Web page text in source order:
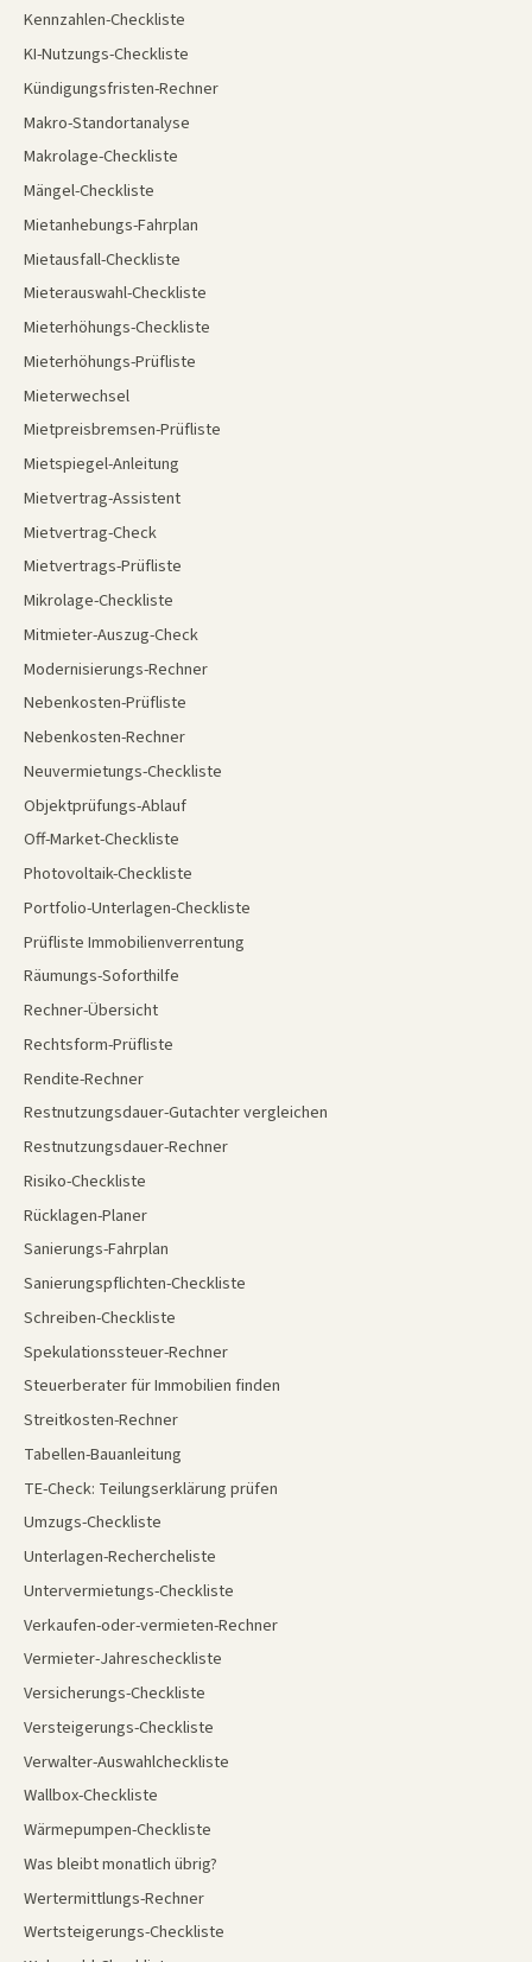
Kennzahlen-Checkliste
KI-Nutzungs-Checkliste
Kündigungsfristen-Rechner
Makro-Standortanalyse
Makrolage-Checkliste
Mängel-Checkliste
Mietanhebungs-Fahrplan
Mietausfall-Checkliste
Mieterauswahl-Checkliste
Mieterhöhungs-Checkliste
Mieterhöhungs-Prüfliste
Mieterwechsel
Mietpreisbremsen-Prüfliste
Mietspiegel-Anleitung
Mietvertrag-Assistent
Mietvertrag-Check
Mietvertrags-Prüfliste
Mikrolage-Checkliste
Mitmieter-Auszug-Check
Modernisierungs-Rechner
Nebenkosten-Prüfliste
Nebenkosten-Rechner
Neuvermietungs-Checkliste
Objektprüfungs-Ablauf
Off-Market-Checkliste
Photovoltaik-Checkliste
Portfolio-Unterlagen-Checkliste
Prüfliste Immobilienverrentung
Räumungs-Soforthilfe
Rechner-Übersicht
Rechtsform-Prüfliste
Rendite-Rechner
Restnutzungsdauer-Gutachter vergleichen
Restnutzungsdauer-Rechner
Risiko-Checkliste
Rücklagen-Planer
Sanierungs-Fahrplan
Sanierungspflichten-Checkliste
Schreiben-Checkliste
Spekulationssteuer-Rechner
Steuerberater für Immobilien finden
Streitkosten-Rechner
Tabellen-Bauanleitung
TE-Check: Teilungserklärung prüfen
Umzugs-Checkliste
Unterlagen-Rechercheliste
Untervermietungs-Checkliste
Verkaufen-oder-vermieten-Rechner
Vermieter-Jahrescheckliste
Versicherungs-Checkliste
Versteigerungs-Checkliste
Verwalter-Auswahlcheckliste
Wallbox-Checkliste
Wärmepumpen-Checkliste
Was bleibt monatlich übrig?
Wertermittlungs-Rechner
Wertsteigerungs-Checkliste